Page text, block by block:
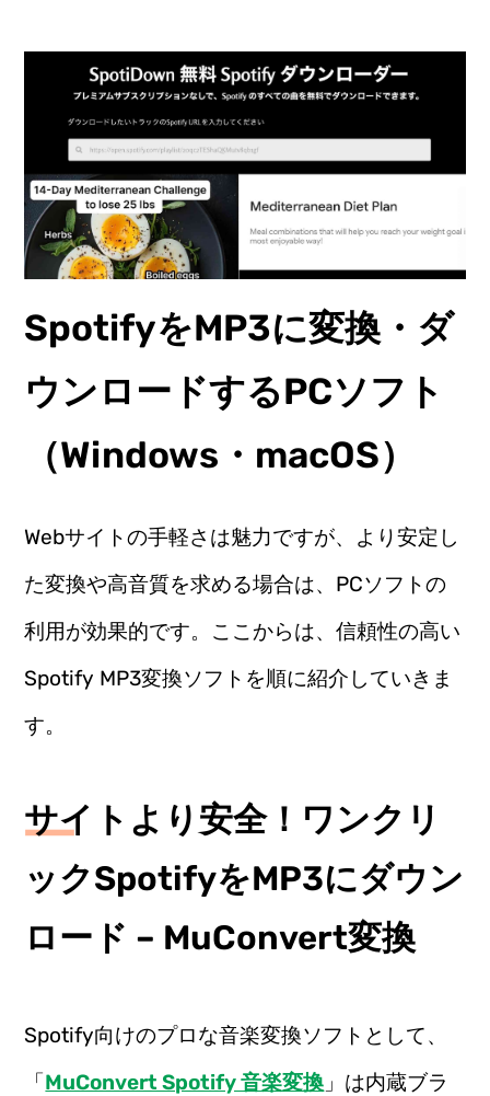
SpotifyをMP3に変換・ダ
ウンロードするPCソフト
（Windows・macOS）
Webサイトの手軽さは魅力ですが、より安定し
た変換や高音質を求める場合は、PCソフトの
利用が効果的です。ここからは、信頼性の高い
Spotify MP3変換ソフトを順に紹介していきま
す。
サイトより安全！ワンクリ
ックSpotifyをMP3にダウン
ロード – MuConvert変換
Spotify向けのプロな音楽変換ソフトとして、
「MuConvert Spotify 音楽変換 」は内蔵ブラ